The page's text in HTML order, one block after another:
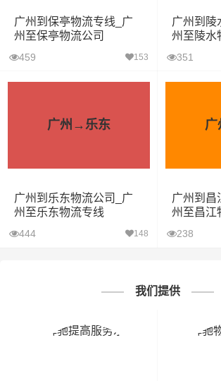
广州到保亭物流专线_广
州至保亭物流公司
459 153
广州到陵
州至陵水
351
广州→乐东
广州到乐东物流公司_广
州至乐东物流专线
444 148
广州到昌
州至昌江
238
我们提供